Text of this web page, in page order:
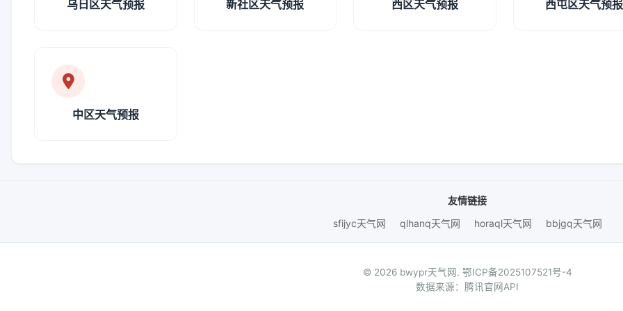
乌日区天气预报 新社区天气预报 西区天气预报 西屯区天气预报
中区天气预报
友情链接
sfijyc天气网
qlhanq天气网 horaql天气网 bbjgq天气网
© 2026 bwypr天气网. 鄂ICP备2025107521号-4
数据来源：腾讯官网API